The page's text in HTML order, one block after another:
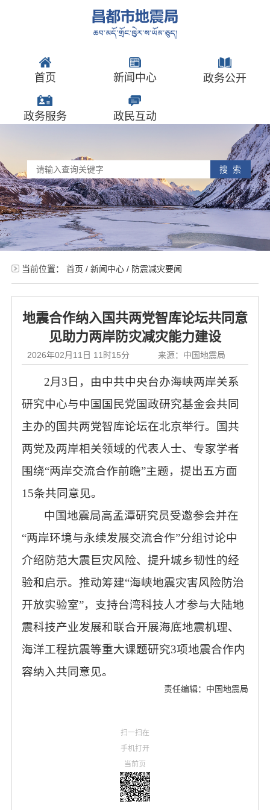
首页 新闻中心 政务公开
政务服务 政民互动
搜 索
当前位置： 首页 / 新闻中心/ 防震减灾要闻
地震合作纳入国共两党智库论坛共同意
见助力两岸防灾减灾能力建设
2026年02月11日 11时15分 来源：中国地震局
2月3日，由中共中央台办海峡两岸关系
研究中心与中国国民党国政研究基金会共同
主办的国共两党智库论坛在北京举行。国共
两党及两岸相关领域的代表人士、专家学者
围绕“两岸交流合作前瞻”主题，提出五方面
15条共同意见。
中国地震局高孟潭研究员受邀参会并在
“两岸环境与永续发展交流合作”分组讨论中
介绍防范大震巨灾风险、提升城乡韧性的经
验和启示。推动筹建“海峡地震灾害风险防治
开放实验室”，支持台湾科技人才参与大陆地
震科技产业发展和联合开展海底地震机理、
海洋工程抗震等重大课题研究3项地震合作内
容纳入共同意见。
责任编辑：中国地震局
扫一扫在
手机打开
当前页